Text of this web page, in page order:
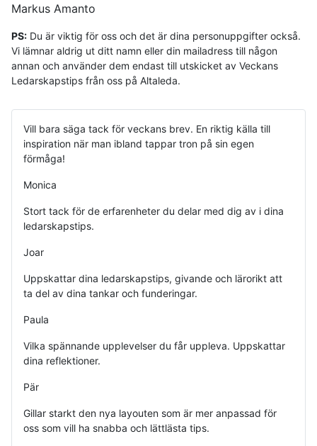
Vill bara säga tack för veckans brev. En riktig källa till
inspiration när man ibland tappar tron på sin egen
förmåga!
Monica
Stort tack för de erfarenheter du delar med dig av i dina
ledarskapstips.
Joar
Uppskattar dina ledarskapstips, givande och lärorikt att
ta del av dina tankar och funderingar.
Paula
Vilka spännande upplevelser du får uppleva. Uppskattar
dina reflektioner.
Pär
Gillar starkt den nya layouten som är mer anpassad för
oss som vill ha snabba och lättlästa tips.
Markus Amanto
PS: Du är viktig för oss och det är dina personuppgifter också.
Vi lämnar aldrig ut ditt namn eller din mailadress till någon
annan och använder dem endast till utskicket av Veckans
Ledarskapstips från oss på Altaleda.